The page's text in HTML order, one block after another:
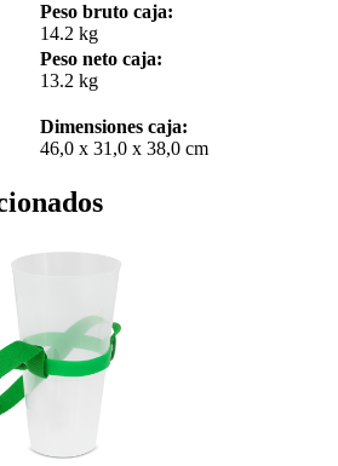
Peso bruto caja:
14.2 kg
Peso neto caja:
13.2 kg
Dimensiones caja:
46,0 x 31,0 x 38,0 cm